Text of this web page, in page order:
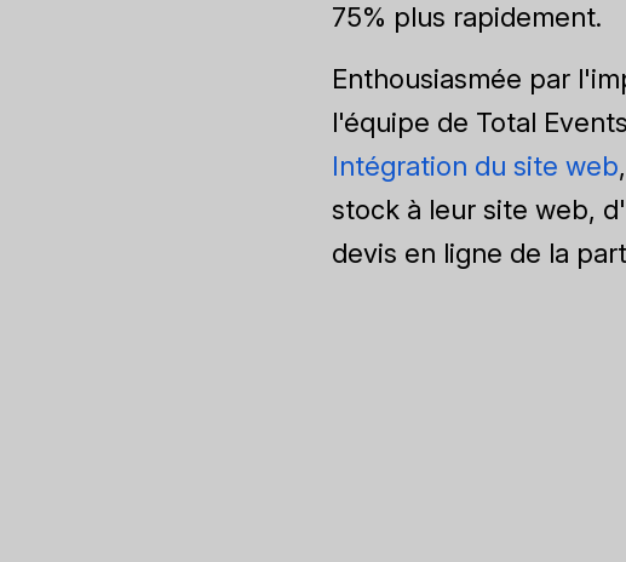
75% plus rapidement.
Enthousiasmée par
l'équipe de Total
Intégration du site web
stock à leur site web,
devis en ligne de la